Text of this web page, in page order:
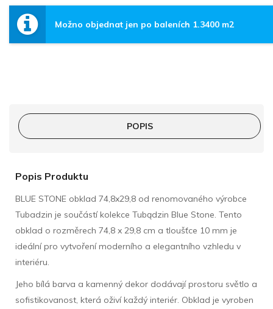
Možno objednat jen po baleních 1.3400 m2
POPIS
Popis Produktu
BLUE STONE obklad 74,8x29,8 od renomovaného výrobce
Tubadzin je součástí kolekce Tubądzin Blue Stone. Tento
obklad o rozměrech 74,8 x 29,8 cm a tloušťce 10 mm je
ideální pro vytvoření moderního a elegantního vzhledu v
interiéru.
Jeho bílá barva a kamenný dekor dodávají prostoru světlo a
sofistikovanost, která oživí každý interiér. Obklad je vyroben